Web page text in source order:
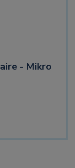
- Mikro